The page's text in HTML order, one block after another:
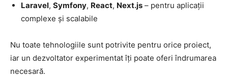
Laravel, Symfony, React, Next.js – pentru aplicații
complexe și scalabile
Nu toate tehnologiile sunt potrivite pentru orice proiect,
iar un dezvoltator experimentat îți poate oferi îndrumarea
necesară.